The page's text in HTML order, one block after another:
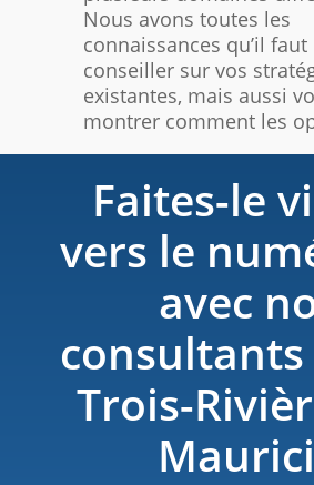
Nous avons toutes les
connaissances qu’il
conseiller sur vos
existantes, mais aussi
montrer comment les
Faites-le
vers le
avec
consultants
Trois-